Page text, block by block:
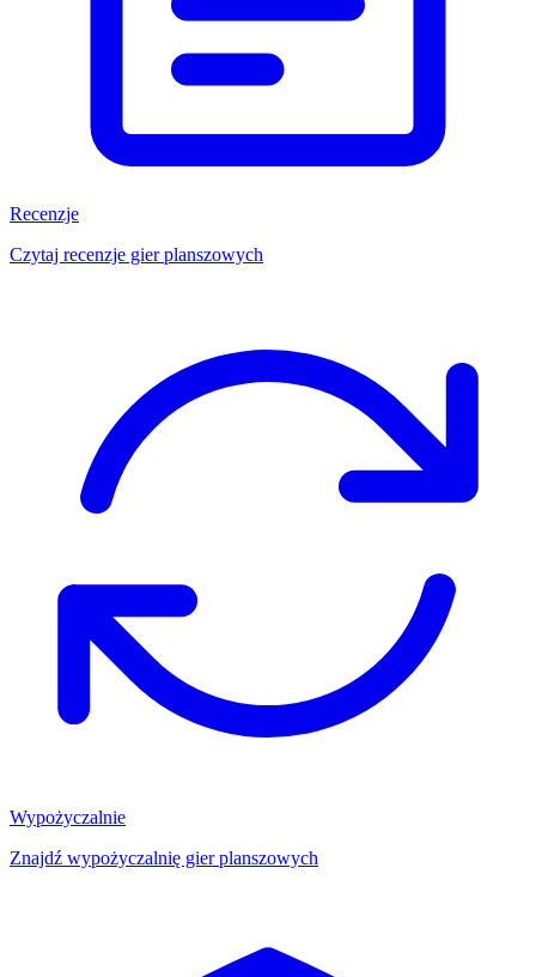
Recenzje
Czytaj recenzje gier planszowych
Wypożyczalnie
Znajdź wypożyczalnię gier planszowych